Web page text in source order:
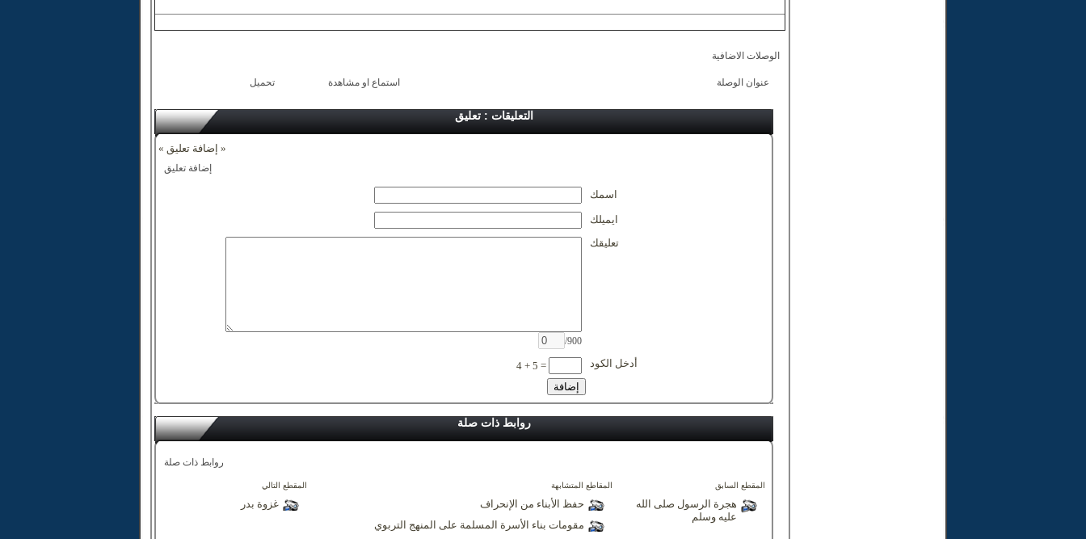
الوصلات الاضافية
عنوان الوصلة استماع او مشاهدة تحميل
التعليقات : تعليق
« إضافة تعليق »
إضافة تعليق
اسمك
ايميلك
/900
تعليقك
4 + 5 = أدخل الكود
روابط ذات صلة
روابط ذات صلة
المقطع السابق
هجرة الرسول صلى الله
عليه وسلم
المقاطع المتشابهة
حفظ الأبناء من الإنحراف
مقومات بناء الأسرة المسلمة على المنهج التربوي
المقطع التالي
غزوة بدر